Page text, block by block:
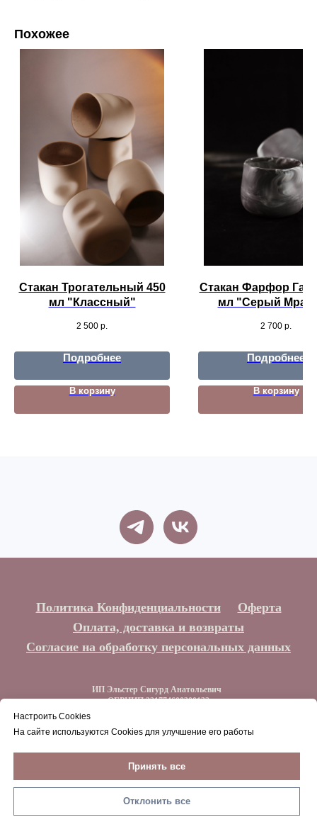
Настроить Cookies
На сайте используются Cookies для улучшение его работы
Принять все
Отклонить все
Похожее
Стакан Трогательный 450
мл "Классный"
2 500 р.
Подробнее
В корзину
Стакан Фарфор
мл "Серый
2 700 р.
Подробнее
В корзину
Политика Конфиденциальности
Оферта
Оплата, доставка и возвраты
Согласие на обработку персональных данных
ИП Эльстер Сигурд Анатольевич
ОГРНИП 321774600300132
Наверх